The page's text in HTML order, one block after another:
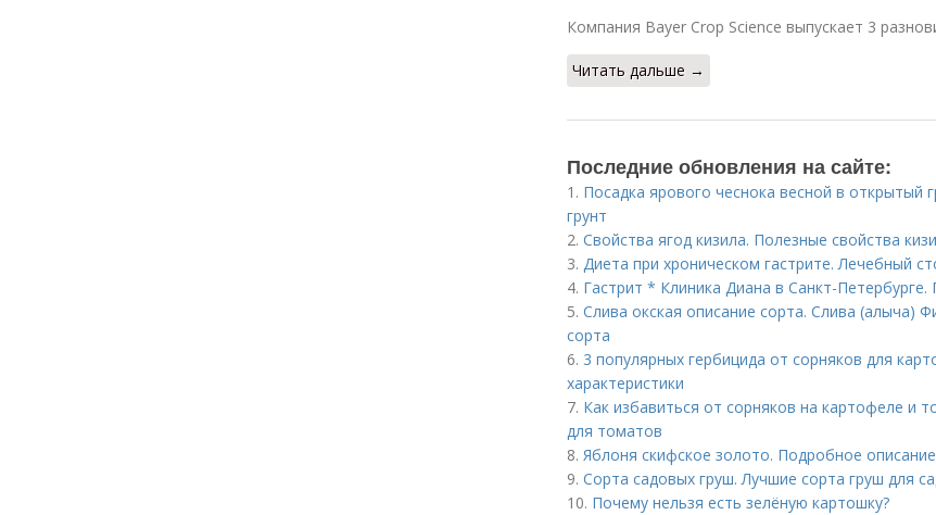
Компания Bayer Crop Science выпускает 3
Читать дальше →
Последние обновления на сайте:
1. Посадка ярового чеснока весной в открытый
грунт
2. Свойства ягод кизила. Полезные свойства
3. Диета при хроническом гастрите. Лечебный
4. Гастрит * Клиника Диана в Санкт-Петербурге.
5. Слива окская описание сорта. Слива (алыча)
сорта
6. 3 популярных гербицида от сорняков для
характеристики
7. Как избавиться от сорняков на картофеле и
для томатов
8. Яблоня скифское золото. Подробное описание
9. Сорта садовых груш. Лучшие сорта груш для
10. Почему нельзя есть зелёную картошку?